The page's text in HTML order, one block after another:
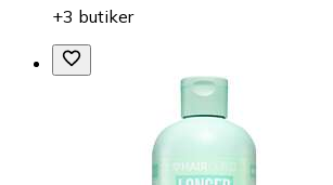
+3 butiker